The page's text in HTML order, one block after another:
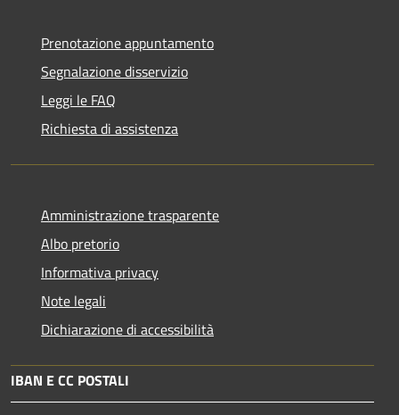
Prenotazione appuntamento
Segnalazione disservizio
Leggi le FAQ
Richiesta di assistenza
Amministrazione trasparente
Albo pretorio
Informativa privacy
Note legali
Dichiarazione di accessibilità
IBAN E CC POSTALI